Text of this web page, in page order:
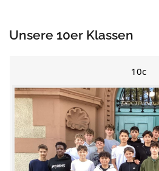
Unsere 10er Klassen
10c